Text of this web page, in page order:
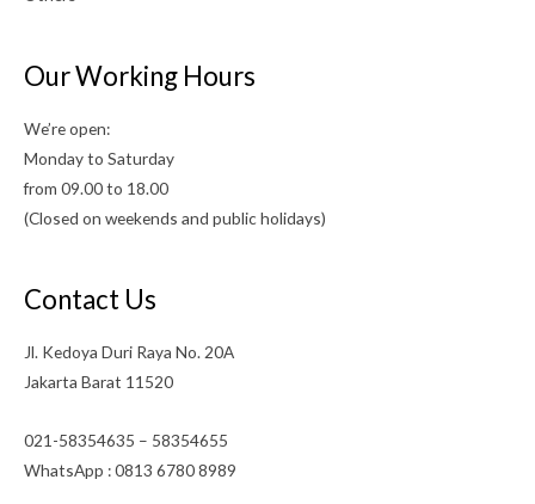
Our Working Hours
We’re open:
Monday to Saturday
from 09.00 to 18.00
(Closed on weekends and public holidays)
Contact Us
Jl. Kedoya Duri Raya No. 20A
Jakarta Barat 11520
021-58354635 – 58354655
WhatsApp : 0813 6780 8989